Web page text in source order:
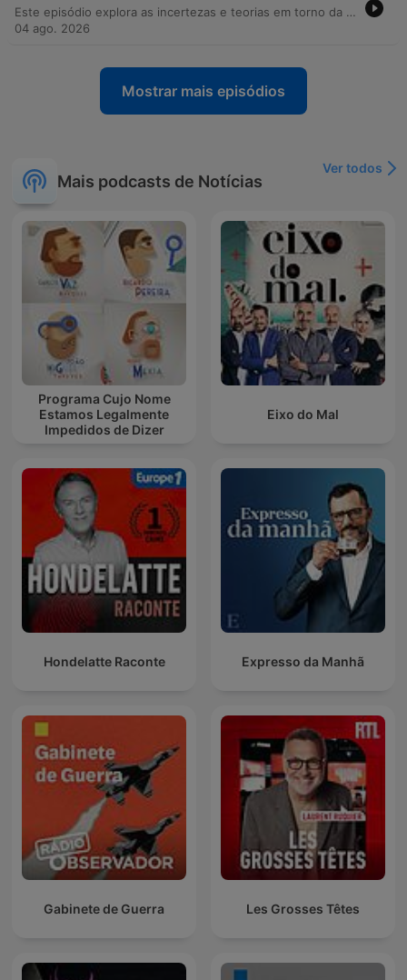
Este episódio explora as incertezas e teorias em torno da morte de Dom João VI, abordando evidências arqueológicas e toxicológicas que sugerem um possível envenenamento por arsénico. A discussão percorre o contexto político entre Portugal e Brasil, analisando a estratégia de transferência da corte para o Rio de Janeiro como um movimento diplomático contra Napoleão. Além das investigações sobre o regicídio, o debate aborda a vida pessoal conturbada do monarca, os desafios da investigação criminal e a importância da ciência forense moderna na reabertura de casos históricos. O episódio também reflete sobre o legado de D. João VI e a transformação do Brasil sob sua influência.
04 ago. 2026
Mostrar mais episódios
Mais podcasts de Notícias
Ver todos
Programa Cujo Nome
Estamos Legalmente
Impedidos de Dizer
Eixo do Mal
Hondelatte Raconte Expresso da Manhã
Gabinete de Guerra Les Grosses Têtes